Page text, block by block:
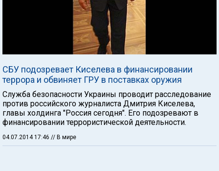
СБУ подозревает Киселева в финансировании
террора и обвиняет ГРУ в поставках оружия
Служба безопасности Украины проводит расследование
против российского журналиста Дмитрия Киселева,
главы холдинга "Россия сегодня". Его подозревают в
финансировании террористической деятельности.
04.07.2014 17:46 // В мире